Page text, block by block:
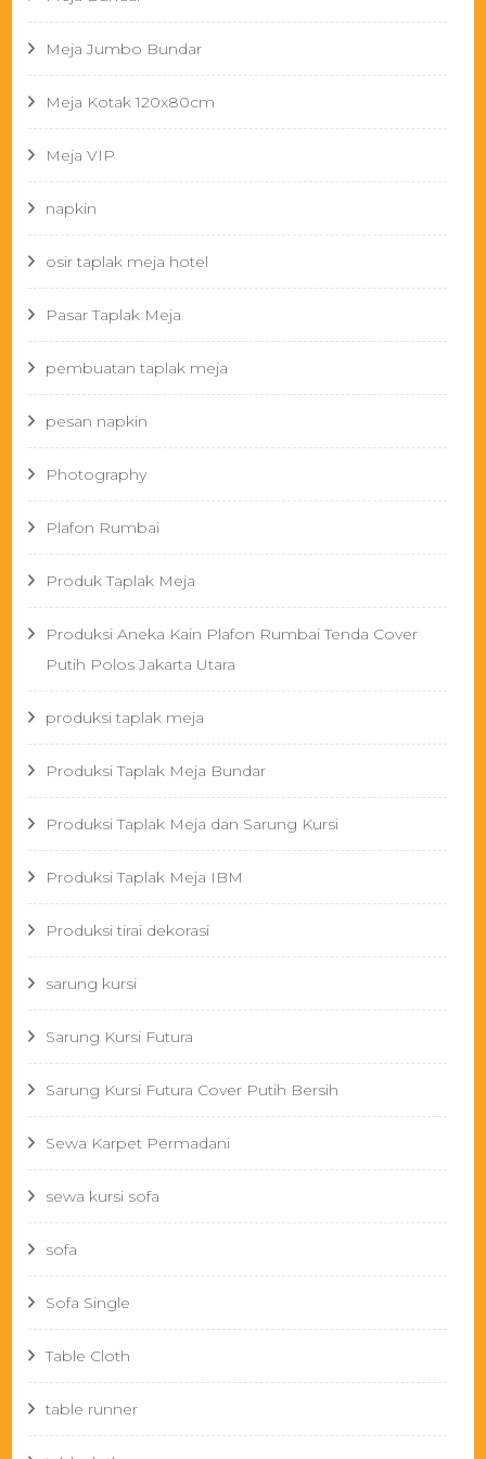
Meja Jumbo Bundar
Meja Kotak 120x80cm
Meja VIP
napkin
osir taplak meja hotel
Pasar Taplak Meja
pembuatan taplak meja
pesan napkin
Photography
Plafon Rumbai
Produk Taplak Meja
Produksi Aneka Kain Plafon Rumbai Tenda Cover
Putih Polos Jakarta Utara
produksi taplak meja
Produksi Taplak Meja Bundar
Produksi Taplak Meja dan Sarung Kursi
Produksi Taplak Meja IBM
Produksi tirai dekorasi
sarung kursi
Sarung Kursi Futura
Sarung Kursi Futura Cover Putih Bersih
Sewa Karpet Permadani
sewa kursi sofa
sofa
Sofa Single
Table Cloth
table runner